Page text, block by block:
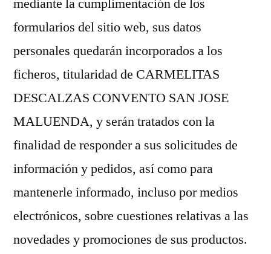
mediante la cumplimentación de los
formularios del sitio web, sus datos
personales quedarán incorporados a los
ficheros, titularidad de CARMELITAS
DESCALZAS CONVENTO SAN JOSE
MALUENDA, y serán tratados con la
finalidad de responder a sus solicitudes de
información y pedidos, así como para
mantenerle informado, incluso por medios
electrónicos, sobre cuestiones relativas a las
novedades y promociones de sus productos.